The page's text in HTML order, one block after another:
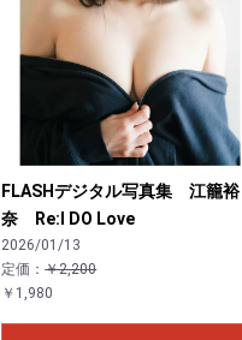
FLASHデジタル写真集 江籠裕
奈 Re:I DO Love
2026/01/13
定価：￥2,200
￥1,980